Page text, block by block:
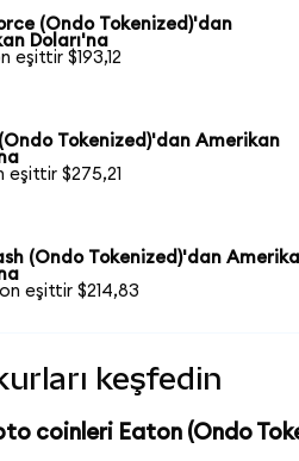
(Ondo Tokenized)'dan
Doları'na
eşittir $193,12
Tokenized)'dan Amerikan
eşittir $275,21
(Ondo Tokenized)'dan
eşittir $214,83
keşfedin
coinleri Eaton (Ondo